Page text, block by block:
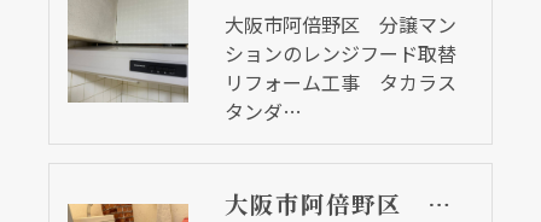
大阪市阿倍野区 分譲マン
ションのレンジフード取替
リフォーム工事 タカラス
タンダ…
大阪市阿倍野区 分譲マンションのトイレ取替リフォーム工事 ピュアレストＭＲ